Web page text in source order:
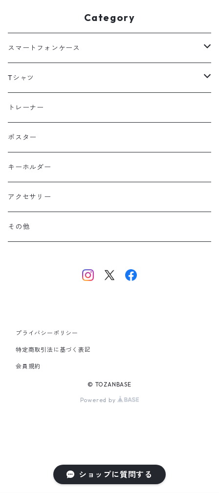
ショップに質問する
Category
スマートフォンケース
海外
北海道
東北
上信越・尾瀬・日光・北関東
北アルプス
美ヶ原・八ヶ岳・秩父・多摩・南関東
その他
Tシャツ
半袖
コットン
ポリエステル
長袖
Performance Art Wear
トレーナー
ポスター
キーホルダー
アクセサリー
その他
プライバシーポリシー
特定商取引法に基づく表記
会員規約
© TOZANBASE
Powered by